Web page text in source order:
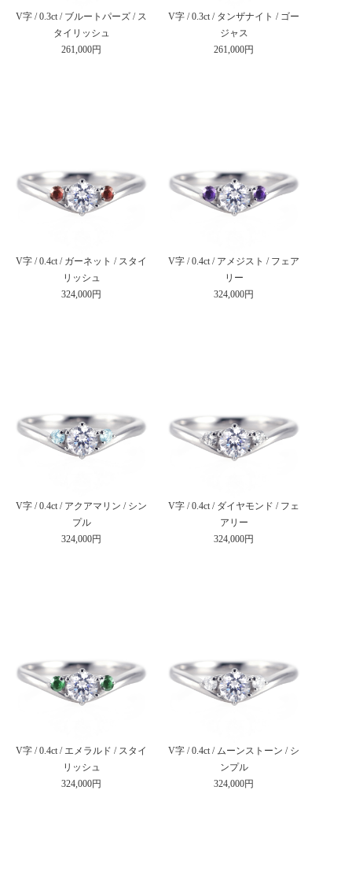
V字 / 0.3ct / ブルートパーズ / ス
タイリッシュ
261,000円
V字 / 0.3ct / タンザナイト / ゴー
ジャス
261,000円
V字 / 0.4ct / ガーネット / スタイ
リッシュ
324,000円
V字 / 0.4ct / アメジスト / フェア
リー
324,000円
V字 / 0.4ct / アクアマリン / シン
プル
324,000円
V字 / 0.4ct / ダイヤモンド / フェ
アリー
324,000円
V字 / 0.4ct / エメラルド / スタイ
リッシュ
324,000円
V字 / 0.4ct / ムーンストーン / シ
ンプル
324,000円